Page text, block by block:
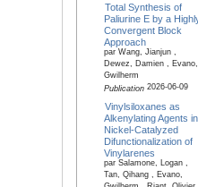
Total Synthesis of
Paliurine E by a
Convergent Block
Approach
par Wang, Jianjun ,
Dewez, Damien , Evano,
Gwilherm
Publication2026-06-09
Vinylsiloxanes as
Alkenylating Agents in
Nickel-Catalyzed
Difunctionalization of
Vinylarenes
par Salamone, Logan ,
Tan, Qihang , Evano,